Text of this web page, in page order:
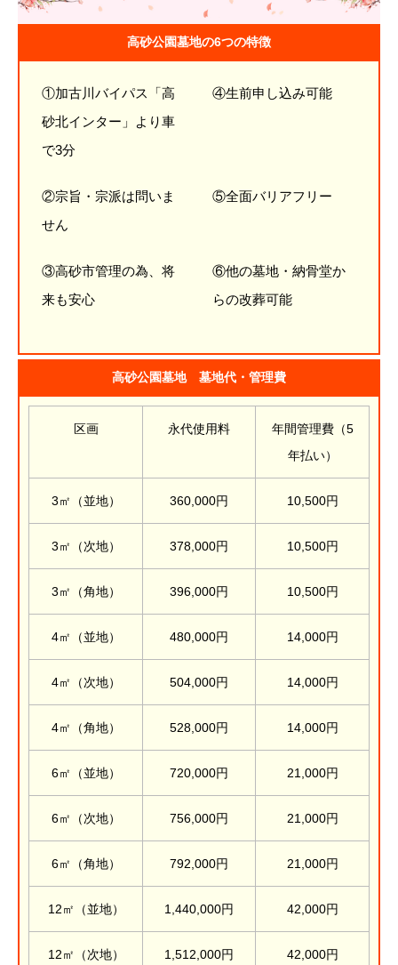
高砂公園墓地の6つの特徴
①加古川バイパス「高
砂北インター」より車
で3分
④生前申し込み可能
②宗旨・宗派は問いま
せん
⑤全面バリアフリー
③高砂市管理の為、将
来も安心
⑥他の墓地・納骨堂か
らの改葬可能
高砂公園墓地 墓地代・管理費
区画 永代使用料
年間管理費（5
年払い）
3㎡（並地） 360,000円 10,500円
3㎡（次地） 378,000円 10,500円
3㎡（角地） 396,000円 10,500円
4㎡（並地） 480,000円 14,000円
4㎡（次地） 504,000円 14,000円
4㎡（角地） 528,000円 14,000円
6㎡（並地） 720,000円 21,000円
6㎡（次地） 756,000円 21,000円
6㎡（角地） 792,000円 21,000円
12㎡（並地） 1,440,000円 42,000円
12㎡（次地） 1,512,000円 42,000円